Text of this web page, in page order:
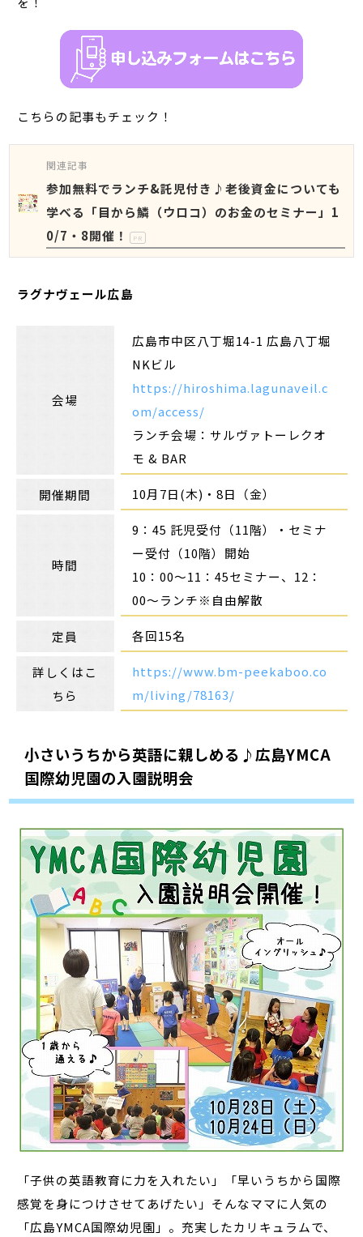
こちらの記事もチェック！
関連記事
参加無料でランチ&託児付き♪老後資金についても
学べる「目から鱗（ウロコ）のお金のセミナー」1
0/7・8開催！
PR
ラグナヴェール広島
会場
広島市中区八丁堀14-1 広島八丁堀
NKビル
https://hiroshima.lagunaveil.c
om/access/
ランチ会場：サルヴァトーレクオ
モ & BAR
開催期間 10月7日(木)・8日（金）
時間
9：45 託児受付（11階）・セミナ
ー受付（10階）開始
10：00～11：45セミナー、12：
00～ランチ※自由解散
定員 各回15名
詳しくはこ
ちら
https://www.bm-peekaboo.co
m/living/78163/
小さいうちから英語に親しめる♪広島YMCA
国際幼児園の入園説明会
「子供の英語教育に力を入れたい」「早いうちから国際
感覚を身につけさせてあげたい」そんなママに人気の
「広島YMCA国際幼児園」。充実したカリキュラムで、